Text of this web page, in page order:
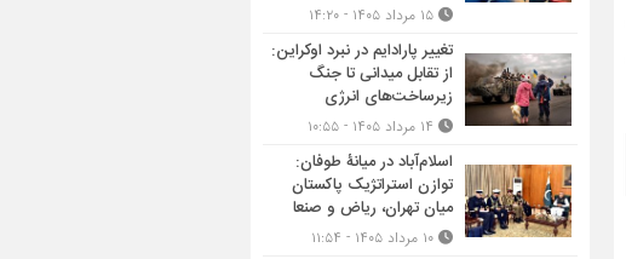
تغییر پارادایم در نبرد اوکراین:
از تقابل میدانی تا جنگ
زیرساخت‌های انرژی
اسلام‌آباد در میانۀ طوفان:
توازن استراتژیک پاکستان
میان تهران، ریاض و صنعا